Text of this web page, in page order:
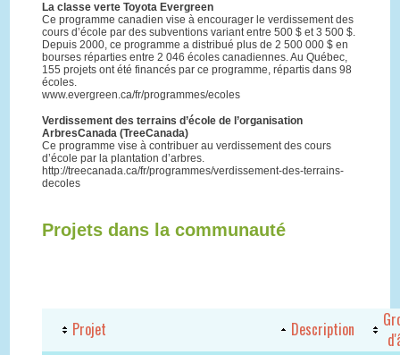
La classe verte Toyota Evergreen
Ce programme canadien vise à encourager le verdissement des
cours d’école par des subventions variant entre 500 $ et 3 500 $.
Depuis 2000, ce programme a distribué plus de 2 500 000 $ en
bourses réparties entre 2 046 écoles canadiennes. Au Québec,
155 projets ont été financés par ce programme, répartis dans 98
écoles.
www.evergreen.ca/fr/programmes/ecoles
Verdissement des terrains d’école de l’organisation
ArbresCanada (TreeCanada)
Ce programme vise à contribuer au verdissement des cours
d’école par la plantation d’arbres.
http://treecanada.ca/fr/programmes/verdissement-des-terrains-
decoles
Projets dans la communauté
Projet Description